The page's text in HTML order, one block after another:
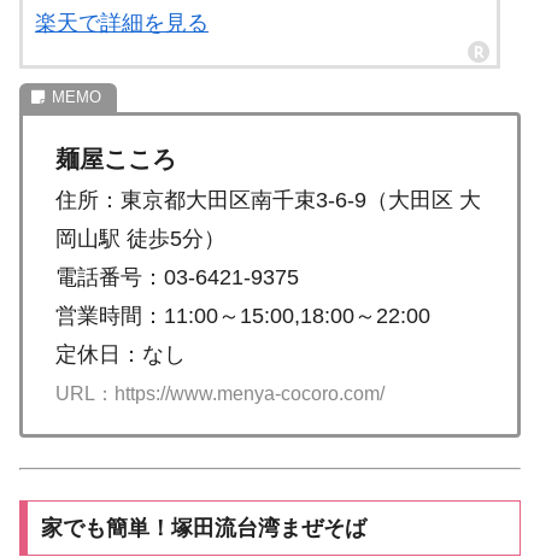
楽天で詳細を見る
麺屋こころ
住所：東京都大田区南千束3-6-9（大田区 大
岡山駅 徒歩5分）
電話番号：03-6421-9375
営業時間：11:00～15:00,18:00～22:00
定休日：なし
URL：https://www.menya-cocoro.com/
家でも簡単！塚田流台湾まぜそば